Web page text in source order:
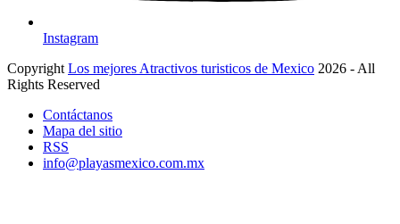
Instagram
Copyright Los mejores Atractivos turisticos de Mexico 2026 - All
Rights Reserved
Contáctanos
Mapa del sitio
RSS
info@playasmexico.com.mx